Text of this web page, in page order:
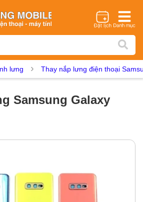
Samsung Oppo Xiaomi Realme Vivo
Huawei Google Pixel OnePlus
sửa chữa
Thay kính lưng Thay vỏ Thay chân sạc
hình
Màn hình Oppo
lưng Thay nắp lưng điện thoại
Samsung Galaxy